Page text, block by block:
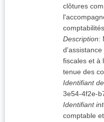
clôtures
Description:
fiscales et à
tenue des
Identifiant
3e54-4f2e-
Identifiant
comptable